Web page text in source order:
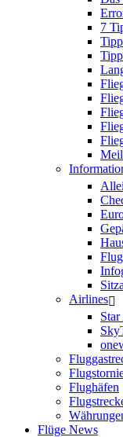
7
Airlines
Flughäfen
Flüge News